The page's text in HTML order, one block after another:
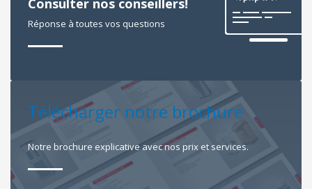
Consulter nos conseillers!
Réponse à toutes vos questions
Télécharger notre brochure
Notre brochure explicative avec nos prix et services.